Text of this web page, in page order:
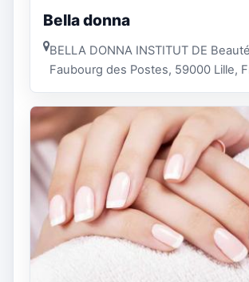
Bella donna
BELLA DONNA INSTITUT DE
Faubourg des Postes, 59000 Lille,